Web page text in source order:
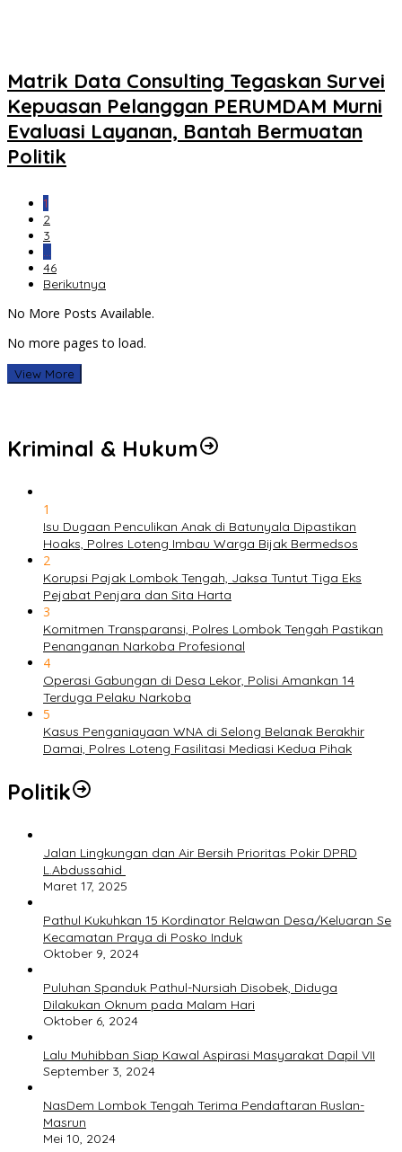
Matrik Data Consulting Tegaskan Survei
Kepuasan Pelanggan PERUMDAM Murni
Evaluasi Layanan, Bantah Bermuatan
Politik
1
2
3
…
46
Berikutnya
No More Posts Available.
No more pages to load.
View More
Kriminal & Hukum
1
Isu Dugaan Penculikan Anak di Batunyala Dipastikan
Hoaks, Polres Loteng Imbau Warga Bijak Bermedsos
2
Korupsi Pajak Lombok Tengah, Jaksa Tuntut Tiga Eks
Pejabat Penjara dan Sita Harta
3
Komitmen Transparansi, Polres Lombok Tengah Pastikan
Penanganan Narkoba Profesional
4
Operasi Gabungan di Desa Lekor, Polisi Amankan 14
Terduga Pelaku Narkoba
5
Kasus Penganiayaan WNA di Selong Belanak Berakhir
Damai, Polres Loteng Fasilitasi Mediasi Kedua Pihak
Politik
Jalan Lingkungan dan Air Bersih Prioritas Pokir DPRD
L.Abdussahid
Maret 17, 2025
Pathul Kukuhkan 15 Kordinator Relawan Desa/Keluaran Se
Kecamatan Praya di Posko Induk
Oktober 9, 2024
Puluhan Spanduk Pathul-Nursiah Disobek, Diduga
Dilakukan Oknum pada Malam Hari
Oktober 6, 2024
Lalu Muhibban Siap Kawal Aspirasi Masyarakat Dapil VII
September 3, 2024
NasDem Lombok Tengah Terima Pendaftaran Ruslan-
Masrun
Mei 10, 2024